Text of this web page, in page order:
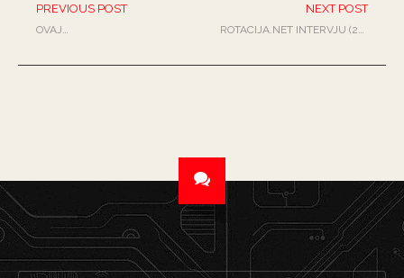
PREVIOUS POST
OVAJ…
NEXT POST